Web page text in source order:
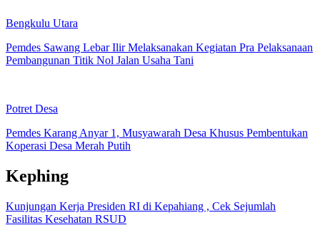
Bengkulu Utara
Pemdes Sawang Lebar Ilir Melaksanakan Kegiatan Pra Pelaksanaan
Pembangunan Titik Nol Jalan Usaha Tani
Potret Desa
Pemdes Karang Anyar 1, Musyawarah Desa Khusus Pembentukan
Koperasi Desa Merah Putih
Kephing
Kunjungan Kerja Presiden RI di Kepahiang , Cek Sejumlah
Fasilitas Kesehatan RSUD